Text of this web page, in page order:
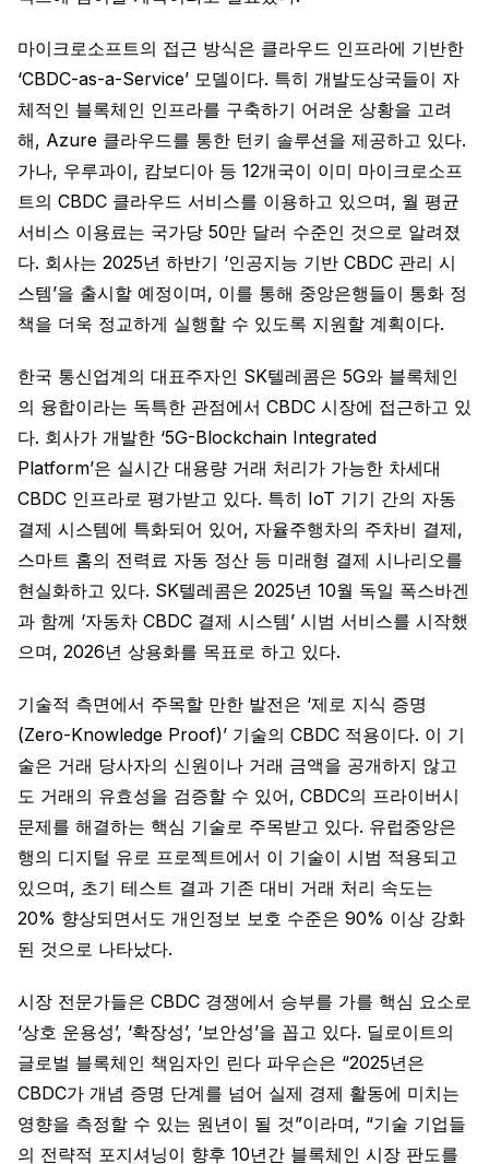
마이크로소프트의 접근 방식은 클라우드 인프라에 기반한
‘CBDC-as-a-Service’ 모델이다. 특히 개발도상국들이 자
체적인 블록체인 인프라를 구축하기 어려운 상황을 고려
해, Azure 클라우드를 통한 턴키 솔루션을 제공하고 있다.
가나, 우루과이, 캄보디아 등 12개국이 이미 마이크로소프
트의 CBDC 클라우드 서비스를 이용하고 있으며, 월 평균
서비스 이용료는 국가당 50만 달러 수준인 것으로 알려졌
다. 회사는 2025년 하반기 ‘인공지능 기반 CBDC 관리 시
스템’을 출시할 예정이며, 이를 통해 중앙은행들이 통화 정
책을 더욱 정교하게 실행할 수 있도록 지원할 계획이다.
한국 통신업계의 대표주자인 SK텔레콤은 5G와 블록체인
의 융합이라는 독특한 관점에서 CBDC 시장에 접근하고 있
다. 회사가 개발한 ‘5G-Blockchain Integrated
Platform’은 실시간 대용량 거래 처리가 가능한 차세대
CBDC 인프라로 평가받고 있다. 특히 IoT 기기 간의 자동
결제 시스템에 특화되어 있어, 자율주행차의 주차비 결제,
스마트 홈의 전력료 자동 정산 등 미래형 결제 시나리오를
현실화하고 있다. SK텔레콤은 2025년 10월 독일 폭스바겐
과 함께 ‘자동차 CBDC 결제 시스템’ 시범 서비스를 시작했
으며, 2026년 상용화를 목표로 하고 있다.
기술적 측면에서 주목할 만한 발전은 ‘제로 지식 증명
(Zero-Knowledge Proof)’ 기술의 CBDC 적용이다. 이 기
술은 거래 당사자의 신원이나 거래 금액을 공개하지 않고
도 거래의 유효성을 검증할 수 있어, CBDC의 프라이버시
문제를 해결하는 핵심 기술로 주목받고 있다. 유럽중앙은
행의 디지털 유로 프로젝트에서 이 기술이 시범 적용되고
있으며, 초기 테스트 결과 기존 대비 거래 처리 속도는
20% 향상되면서도 개인정보 보호 수준은 90% 이상 강화
된 것으로 나타났다.
시장 전문가들은 CBDC 경쟁에서 승부를 가를 핵심 요소로
‘상호 운용성’, ‘확장성’, ‘보안성’을 꼽고 있다. 딜로이트의
글로벌 블록체인 책임자인 린다 파우슨은 “2025년은
CBDC가 개념 증명 단계를 넘어 실제 경제 활동에 미치는
영향을 측정할 수 있는 원년이 될 것”이라며, “기술 기업들
의 전략적 포지셔닝이 향후 10년간 블록체인 시장 판도를